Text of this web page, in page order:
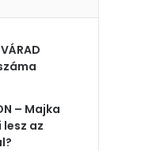
– Majka
lesz az